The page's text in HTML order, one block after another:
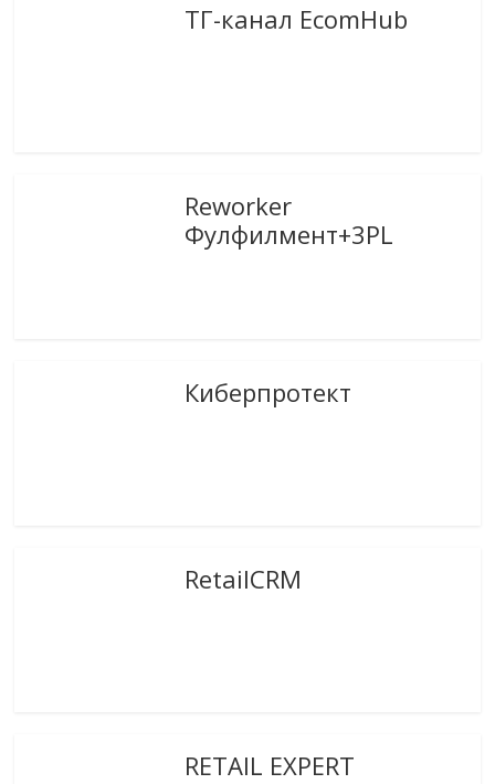
ТГ-канал EcomHub
Reworker
Фулфилмент+3PL
Киберпротект
RetailCRM
RETAIL EXPERT